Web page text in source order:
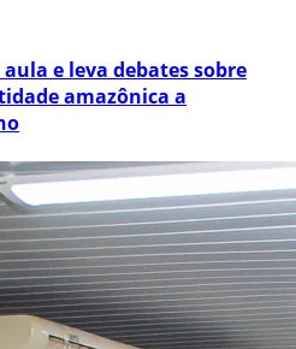
e leva debates sobre
amazônica a